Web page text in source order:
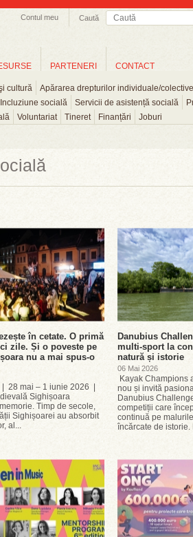
Caută
Contul meu
cultură
Apărarea drepturilor individuale/colective
Incluziune socială Servicii de asistență socială
Voluntariat Tineret Finanțări Joburi
PARTENERI CONTACT
în cetate. O primă
zile. Și o poveste pe
nu a mai spus-o
28 mai – 1 iunie 2026 |
Sighișoara
Timp de secole,
Sighișoarei au absorbit
al...
Danubius
multi-sport la
natură și istorie
06 Mai 2026
Kayak Champions
nou și invită
Danubius
competiții care
continuă pe
încărcate de istorie.